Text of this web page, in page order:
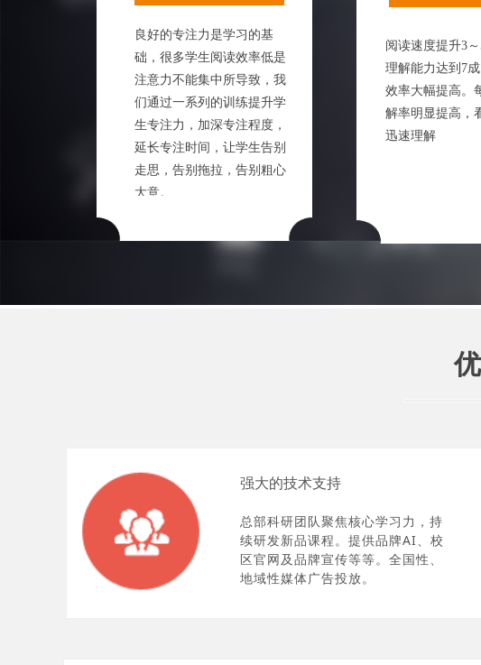
强大的技术支持
总部科研团队聚焦核心学习力，持
续研发新品课程。提供品牌AI、校
区官网及品牌宣传等等。全国性、
地域性媒体广告投放。
阅读速度提升3
理解能力达到7
效率大幅提高。
解率明显提高，
迅速理解
良好的专注力是学习的基
础，很多学生阅读效率低是
注意力不能集中所导致，我
们通过一系列的训练提升学
生专注力，加深专注程度，
延长专注时间，让学生告别
走思，告别拖拉，告别粗心
大意。